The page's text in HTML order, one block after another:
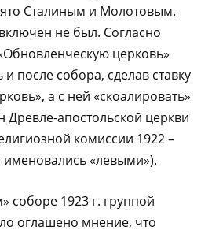
Сталиным и Молотовым.
не был. Согласно
церковь»
после собора, сделав ставку
а с ней «скоалировать»
апостольской церкви
комиссии 1922 –
именовались «левыми»).
соборе 1923 г. группой
оглашено мнение, что